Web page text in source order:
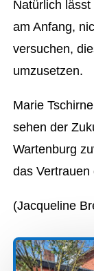
Natürlich
am Anfang,
versuchen,
umzusetzen.
Marie
sehen der
Wartenburg
das
(Jacqueline